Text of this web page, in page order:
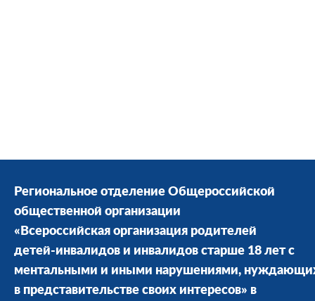
Региональное отделение Общероссийской
общественной организации
«Всероссийская организация родителей
детей-инвалидов и инвалидов старше 18 лет с
ментальными и иными нарушениями,
в представительстве своих интересов» в